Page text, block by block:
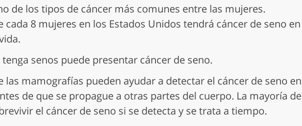
de los tipos de cáncer más comunes entre las mujeres.
8 mujeres en los Estados Unidos tendrá cáncer de seno en
senos puede presentar cáncer de seno.
las mamografías pueden ayudar a detectar el cáncer de seno en
de que se propague a otras partes del cuerpo. La mayoría de
el cáncer de seno si se detecta y se trata a tiempo.